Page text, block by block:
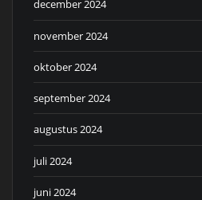
december 2024
november 2024
oktober 2024
september 2024
augustus 2024
juli 2024
juni 2024